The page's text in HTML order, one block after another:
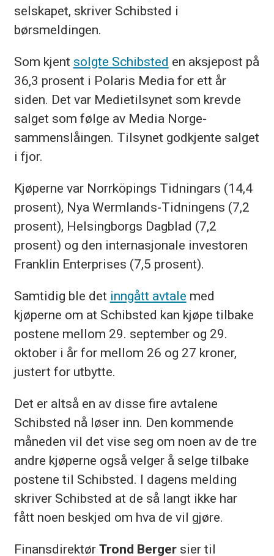
selskapet, skriver Schibsted i
børsmeldingen.
Som kjent solgte Schibsted en aksjepost på
36,3 prosent i Polaris Media for ett år
siden. Det var Medietilsynet som krevde
salget som følge av Media Norge-
sammenslåingen. Tilsynet godkjente salget
i fjor.
Kjøperne var Norrköpings Tidningars (14,4
prosent), Nya Wermlands-Tidningens (7,2
prosent), Helsingborgs Dagblad (7,2
prosent) og den internasjonale investoren
Franklin Enterprises (7,5 prosent).
Samtidig ble det inngått avtale med
kjøperne om at Schibsted kan kjøpe tilbake
postene mellom 29. september og 29.
oktober i år for mellom 26 og 27 kroner,
justert for utbytte.
Det er altså en av disse fire avtalene
Schibsted nå løser inn. Den kommende
måneden vil det vise seg om noen av de tre
andre kjøperne også velger å selge tilbake
postene til Schibsted. I dagens melding
skriver Schibsted at de så langt ikke har
fått noen beskjed om hva de vil gjøre.
Finansdirektør Trond Bergersier til